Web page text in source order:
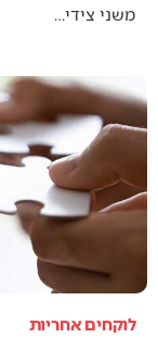
משני צידי…
לוקחים אחריות